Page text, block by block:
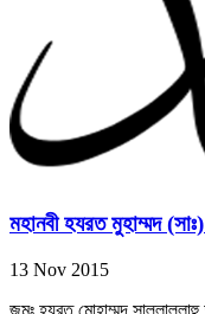
মহানবী হযরত মুহাম্মদ
13 Nov 2015